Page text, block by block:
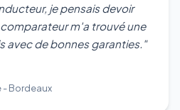
je pensais devoir
m'a trouvé une
avec de bonnes garanties."
- Bordeaux